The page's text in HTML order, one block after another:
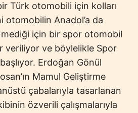
Türk otomobili için kolları
otomobilin Anadol’a da
için bir spor otomobil
veriliyor ve böylelikle Spor
Erdoğan Gönül
Mamul Geliştirme
çabalarıyla tasarlanan
özverili çalışmalarıyla